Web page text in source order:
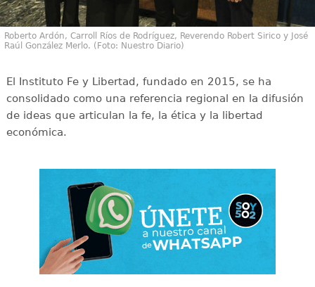
Roberto Ardón, Carroll Ríos de Rodríguez, Reverendo Robert Sirico y José
Raúl González Merlo. (Foto: Nuestro Diario)
El Instituto Fe y Libertad, fundado en 2015, se ha
consolidado como una referencia regional en la difusión
de ideas que articulan la fe, la ética y la libertad
económica.